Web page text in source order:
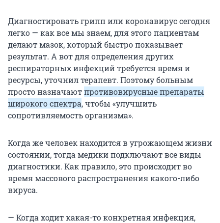
Диагностировать грипп или коронавирус сегодня
легко — как все мы знаем, для этого пациентам
делают мазок, который быстро показывает
результат. А вот для определения других
респираторных инфекций требуется время и
ресурсы, уточнил терапевт. Поэтому больным
просто назначаютпротивовирусные препараты
широкого спектра, чтобы «улучшить
сопротивляемость организма».
Когда же человек находится в угрожающем жизни
состоянии, тогда медики подключают все виды
диагностики. Как правило, это происходит во
время массового распространения какого-либо
вируса.
— Когда ходит какая-то конкретная инфекция,